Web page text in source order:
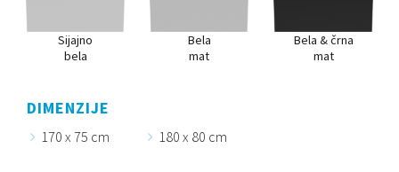
Sijajno
bela
Bela
mat
Bela & črna
mat
DIMENZIJE
170 x 75 cm 180 x 80 cm